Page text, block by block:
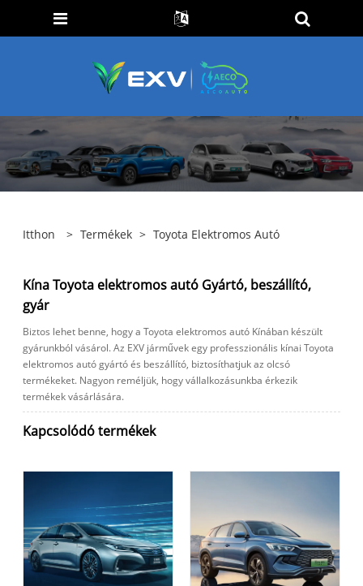
Itthon > Termékek > Toyota Elektromos Autó
Kína Toyota elektromos autó Gyártó, beszállító,
gyár
Biztos lehet benne, hogy a Toyota elektromos autó Kínában készült
gyárunkból vásárol. Az EXV járművek egy professzionális kínai Toyota
elektromos autó gyártó és beszállító, biztosíthatjuk az olcsó
termékeket. Nagyon reméljük, hogy vállalkozásunkba érkezik
termékek vásárlására.
Kapcsolódó termékek